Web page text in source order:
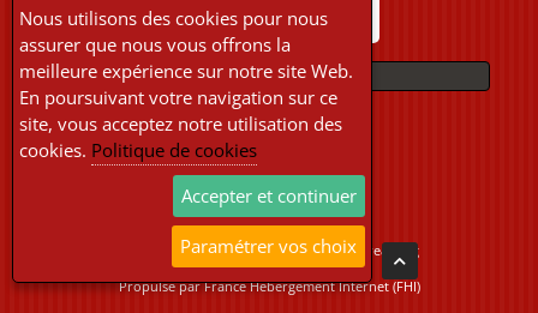
PAIEMENTS
Copyright © 2026 Location Webradio Streaming
Tous droits réservés
Propulsé parFrance Hebergement Internet (FHI)
Nous utilisons des cookies pour nous
assurer que nous vous offrons la
meilleure expérience sur notre site Web.
En poursuivant votre navigation sur ce
site, vous acceptez notre utilisation des
cookies. Politique de cookies
Accepter et continuer
Paramétrer vos choix